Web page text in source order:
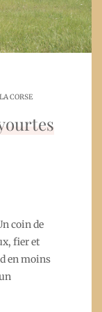
CORSE
coin de
fier et
en moins